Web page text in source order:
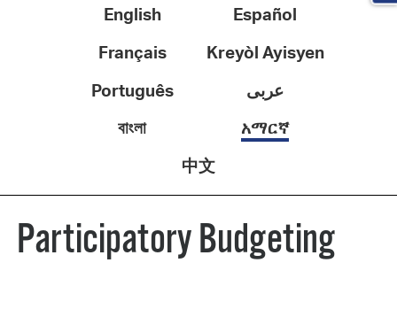
English
Español
Français
Kreyòl Ayisyen
Português
عربى
বাংলা
አማርኛ
中文
Participatory Budgeting